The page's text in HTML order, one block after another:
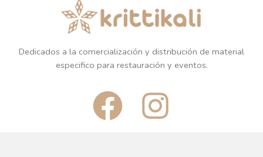
Dedicados a la comercialización y distribución de material
especifico para restauración y eventos.
F
a
I
n